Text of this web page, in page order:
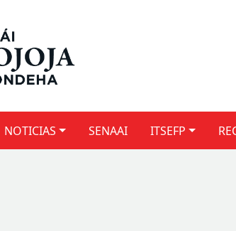
NOTICIAS SENAAI ITSEFP